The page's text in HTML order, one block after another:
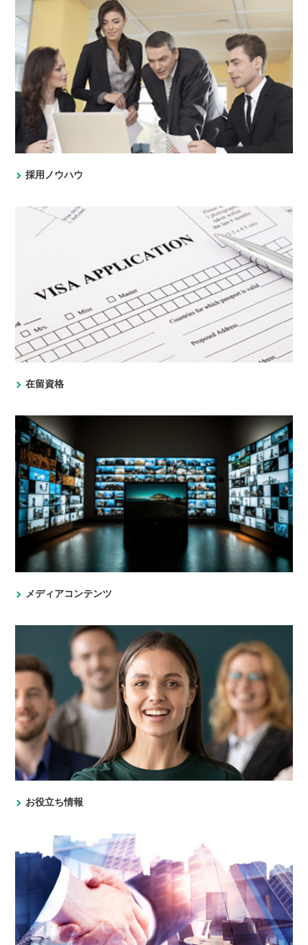
採用ノウハウ
在留資格
メディアコンテンツ
お役立ち情報